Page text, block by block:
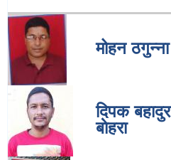
मोहन ठगुन्ना
दिपक बहादुर
बाेहरा